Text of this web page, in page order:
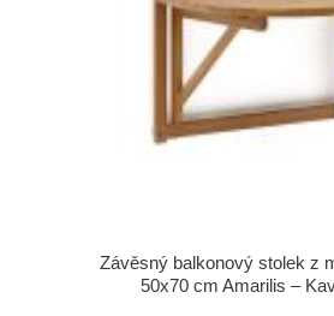
Závěsný balkonový stolek z
50x70 cm Amarilis –